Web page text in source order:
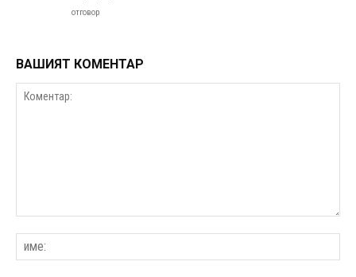
отговор
ВАШИЯТ КОМЕНТАР